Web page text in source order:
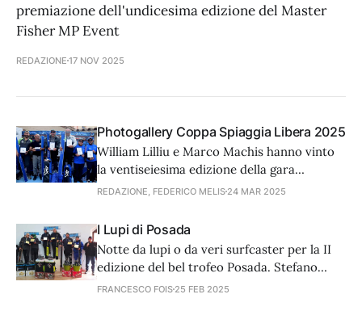
premiazione dell'undicesima edizione del Master
Fisher MP Event
REDAZIONE 17 NOV 2025
Photogallery Coppa Spiaggia Libera 2025
William Lilliu e Marco Machis hanno vinto
la ventiseiesima edizione della gara
organizzata dal J Casting team di Cagliari.
premiazione. L'articolo completo sul
prossimo numero di Mondo Pesca.
REDAZIONE, FEDERICO MELIS 24 MAR 2025
I Lupi di Posada
Notte da lupi o da veri surfcaster per la II
edizione del bel trofeo Posada. Stefano
Scintu e Giampaolo Deias hanno vinto con
FRANCESCO FOIS 25 FEB 2025